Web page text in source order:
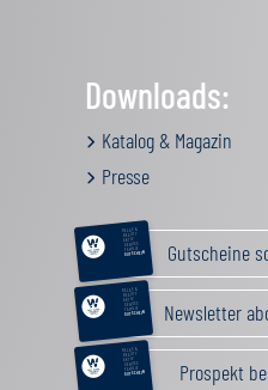
Downloads:
Katalog & Magazin
Presse
RELAX &
BEAUTY
AKTIV
GENUSS
FAMILIE
GUTSCHEIN Gutscheine
RELAX &
BEAUTY
AKTIV
GENUSS
FAMILIE
GUTSCHEIN Newsletter
RELAX &
BEAUTY
AKTIV
GENUSS
FAMILIE
GUTSCHEIN Prospekt